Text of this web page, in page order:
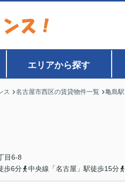
エリアから探す
ス 名古屋市西区の賃貸物件一覧 亀島駅
目6-8
歩6分
中央線「名古屋」駅徒歩15分